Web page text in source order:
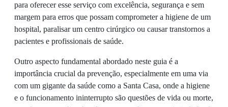
para oferecer esse serviço com excelência, segurança e sem
margem para erros que possam comprometer a higiene de um
hospital, paralisar um centro cirúrgico ou causar transtornos a
pacientes e profissionais de saúde.
Outro aspecto fundamental abordado neste guia é a
importância crucial da prevenção, especialmente em uma via
com um gigante da saúde como a Santa Casa, onde a higiene
e o funcionamento ininterrupto são questões de vida ou morte,